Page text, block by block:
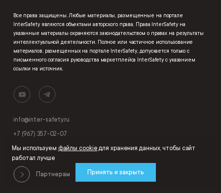
Все права защищены. Любые материалы, размещенные на портале
InterSafety являются объектами авторского права. Права InterSafety на
указанные материалы охраняются законодательством о правах на результаты
интеллектуальной деятельности. Полное или частичное использование
материалов, размещенных на портале InterSafety, допускается только с
письменного согласия руководства маркетплейса InterSafety с указанием
ссылки на источник.
info@inter-safety.ru
+7 (967) 357-02-07
Партнерам
Мы используем файлы cookieдля хранения данных, чтобы сайт
работал лучше
Принять и закрыть